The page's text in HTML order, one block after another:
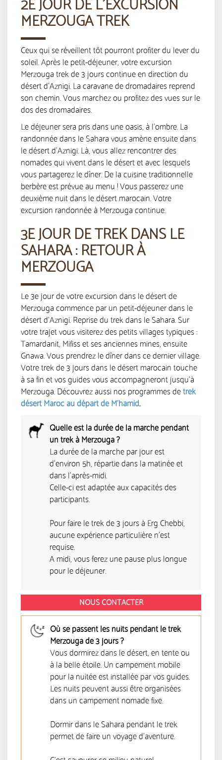
2E JOUR DE L’EXCURSION
MERZOUGA TREK
Ceux qui se réveillent tôt pourront profiter du lever du
soleil. Après le petit-déjeuner, votre excursion
Merzouga trek de 3 jours continue en direction du
désert d’Aznigi. La caravane de dromadaires reprend
son chemin. Vous marchez ou profitez des vues sur le
dos des dromadaires.
Le déjeuner sera pris dans une oasis, à l’ombre. La
randonnée dans le Sahara vous amène ensuite dans
le désert d’Aznigi. Là, vous allez rencontrer des
nomades qui vivent dans le désert et avec lesquels
vous partagerez le dîner. De la cuisine traditionnelle
berbère est prévue au menu ! Vous passerez une
deuxième nuit dans le désert marocain. Votre
excursion randonnée à Merzouga continue.
3E JOUR DE TREK DANS LE
SAHARA : RETOUR À
MERZOUGA
Le 3e jour de votre excursion dans le désert de
Merzouga commence par un petit-déjeuner dans le
désert d’Aznigi. Reprise du trek dans le Sahara. Sur
votre trajet vous visiterez des petits villages typiques :
Tamardanit, Mifiss et ses anciennes mines, ensuite
Gnawa. Vous prendrez le dîner dans ce dernier village.
Votre trek de 3 jours dans le désert marocain touche
à sa fin et vos guides vous accompagneront jusqu’à
Merzouga. Découvrez aussi nos programmes de trek
désert Maroc au départ de M’hamid.
Quelle est la durée de la marche pendant
un trek à Merzouga ?
La durée de la marche par jour est
d'environ 5h, répartie dans la matinée et
dans l'après-midi.
Celle-ci est adaptée aux capacités des
participants.
Pour faire le trek de 3 jours à Erg Chebbi,
aucune expérience particulière n'est
requise.
A midi, vous ferez une pause plus longue
pour le déjeuner.
NOUS CONTACTER
Où se passent les nuits pendant le trek
Merzouga de 3 jours ?
Vous dormirez dans le désert, en tente ou
à la belle étoile. Un campement mobile
pour la nuitée est installée par vos guides.
Les nuits peuvent aussi être organisées
dans un campement nomade fixe.
Dormir dans le Sahara pendant le trek
permet de faire un voyage d'aventure.